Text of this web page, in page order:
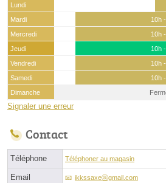
Lundi
Mardi
10h
Mercredi
10h
Jeudi
10h
Vendredi
10h
Samedi
10h
Dimanche
Signaler une erreur
Contact
Téléphone Téléphoner au magasin
Email ikkssaxeⓐgmail.com